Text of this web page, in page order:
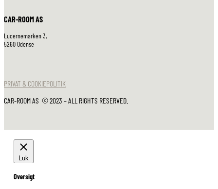
CAR-ROOM AS
Lucernemarken 3,
5260 Odense
PRIVAT & COOKIEPOLITIK
CAR-ROOM AS © 2023 – ALL RIGHTS RESERVED.
Luk
Oversigt